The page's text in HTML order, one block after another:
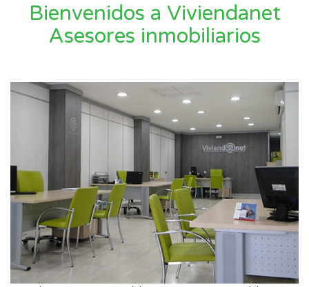
Bienvenidos a Viviendanet
Asesores inmobiliarios